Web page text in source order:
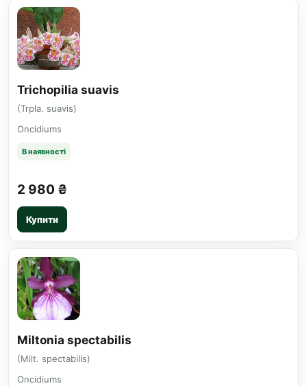
Trichopilia suavis
(Trpla. suavis)
Oncidiums
В наявності
2 980 ₴
Купити
Miltonia spectabilis
(Milt. spectabilis)
Oncidiums